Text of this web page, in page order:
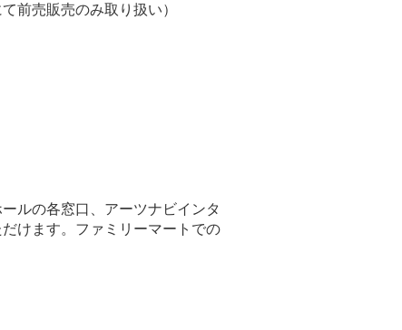
前売販売のみ取り扱い）
ルの各窓口、アーツナビインタ
けます。ファミリーマートでの